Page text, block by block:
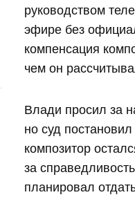
руководством
эфире без
компенсация
чем он
Влади просил за
но суд
композитор
за
планировал